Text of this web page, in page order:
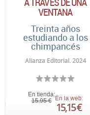
VENTANA
Treinta años
estudiando a los
chimpancés
Alianza Editorial. 2024
En tienda:
15,95 € En la web:
15,15 €